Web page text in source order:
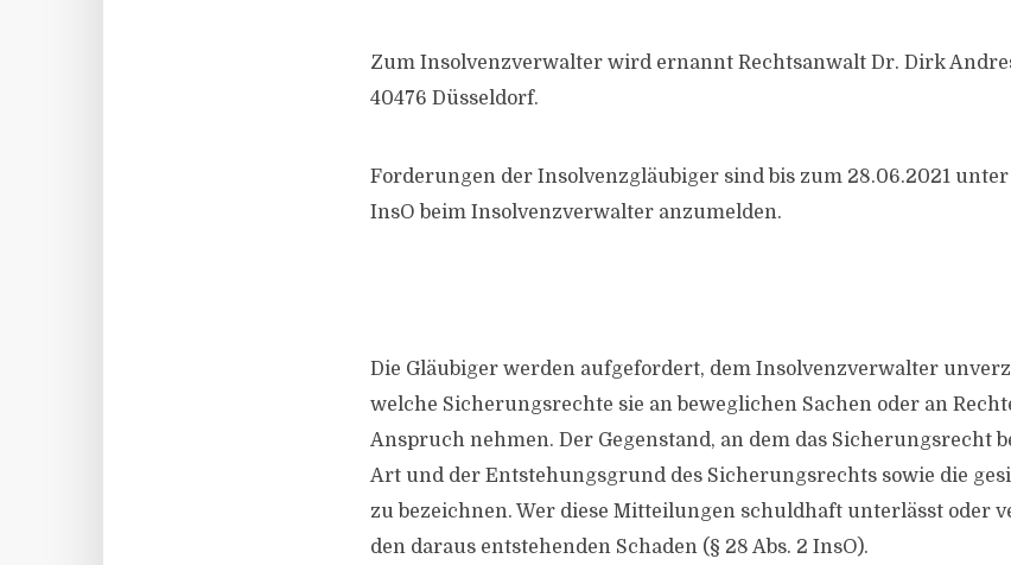
Zum Insolvenzverwalter wird ernannt Rechtsanwalt Dr. Dirk
40476 Düsseldorf.
Forderungen der Insolvenzgläubiger sind bis zum 28.06.2021 unter
InsO beim Insolvenzverwalter anzumelden.
Die Gläubiger werden aufgefordert, dem Insolvenzverwalter
welche Sicherungsrechte sie an beweglichen Sachen oder an
Anspruch nehmen. Der Gegenstand, an dem das Sicherungsrecht
Art und der Entstehungsgrund des Sicherungsrechts sowie die
zu bezeichnen. Wer diese Mitteilungen schuldhaft unterlässt oder
den daraus entstehenden Schaden (§ 28 Abs. 2 InsO).